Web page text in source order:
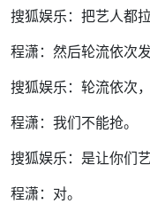
搜狐娱乐：把艺人都拉
程潇：然后轮流依次发
搜狐娱乐：轮流依次
程潇：我们不能抢。
搜狐娱乐：是让你们
程潇：对。